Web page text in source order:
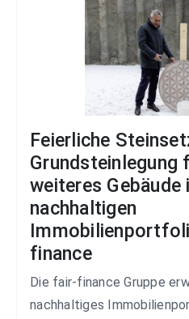
Feierliche
Grundsteinlegung
weiteres Gebäude
nachhaltigen
finance
Die fair-finance Gruppe
nachhaltiges